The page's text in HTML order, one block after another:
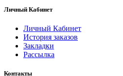
Личный Кабинет
Личный Кабинет
История заказов
Закладки
Рассылка
Контакты